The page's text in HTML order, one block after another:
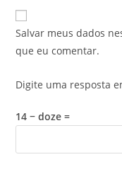
para
comentar
mail
para
comentar
URL
do
site
(opcional)
Salvar meus dados
que eu comentar.
Digite uma resposta
14 − doze =